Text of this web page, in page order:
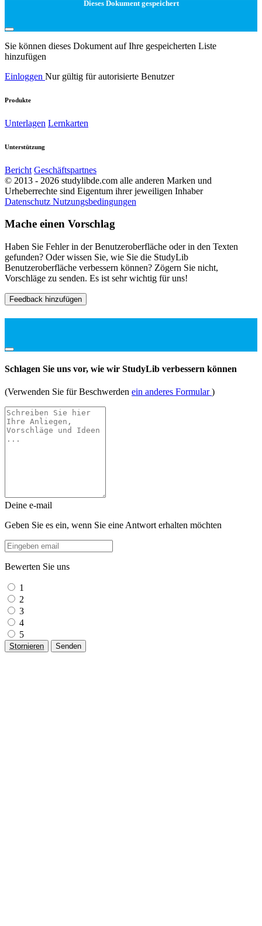
Dieses Dokument gespeichert
Sie können dieses Dokument auf Ihre gespeicherten Liste
hinzufügen
Einloggen Nur gültig für autorisierte Benutzer
Produkte
Unterlagen Lernkarten
Unterstützung
Bericht Geschäftspartnes
© 2013 - 2026 studylibde.com alle anderen Marken und
Urheberrechte sind Eigentum ihrer jeweiligen Inhaber
Datenschutz Nutzungsbedingungen
Mache einen Vorschlag
Haben Sie Fehler in der Benutzeroberfläche oder in den Texten
gefunden? Oder wissen Sie, wie Sie die StudyLib
Benutzeroberfläche verbessern können? Zögern Sie nicht,
Vorschläge zu senden. Es ist sehr wichtig für uns!
Feedback hinzufügen
Schlagen Sie uns vor, wie wir StudyLib verbessern können
(Verwenden Sie für Beschwerden ein anderes Formular)
Deine e-mail
Geben Sie es ein, wenn Sie eine Antwort erhalten möchten
Bewerten Sie uns
1
2
3
4
5
Stornieren Senden